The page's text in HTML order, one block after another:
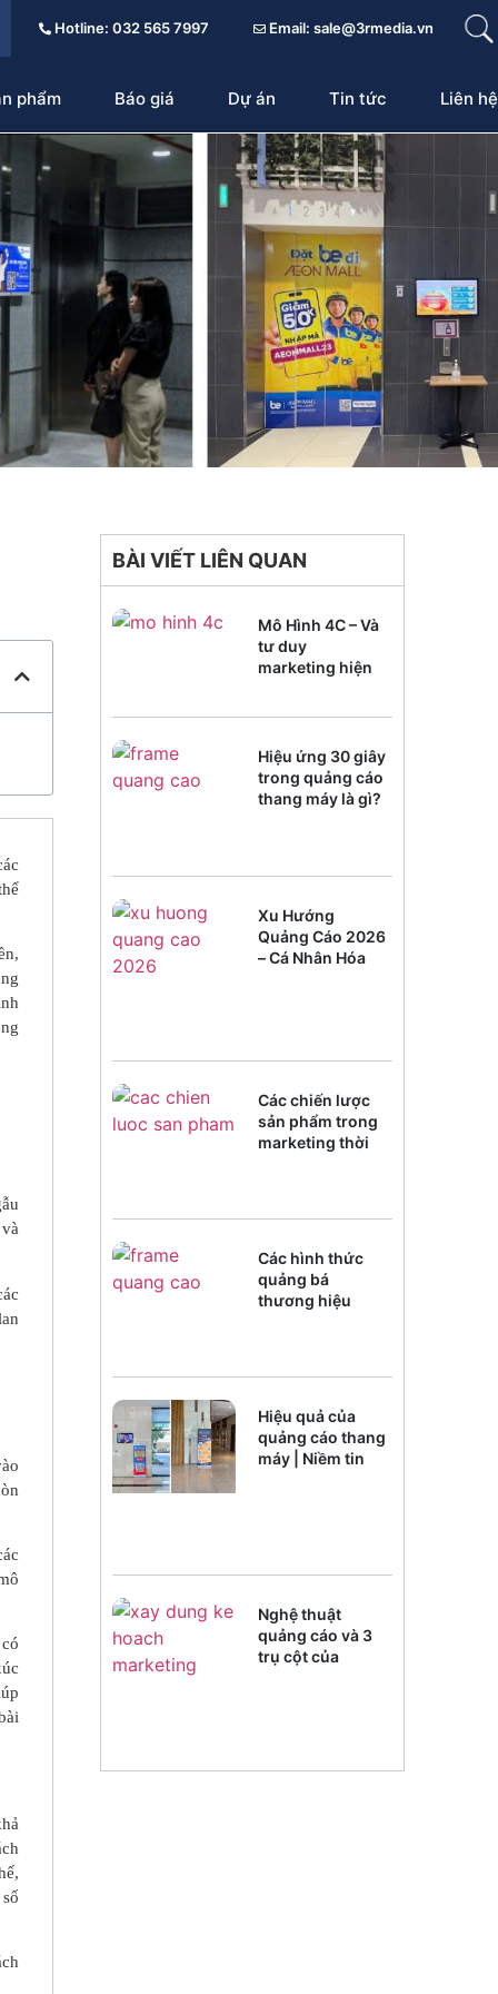
Hotline: 032 565 7997 Email: sale@3rmedia.vn
phẩm Báo giá Dự án Tin tức Liên hệ
BÀI VIẾT LIÊN QUAN
Mô Hình 4C – Và
tư duy
marketing hiện
Hiệu ứng 30 giây
trong quảng cáo
thang máy là gì?
Xu Hướng
Quảng Cáo 2026
– Cá Nhân Hóa
Các chiến lược
sản phẩm trong
marketing thời
Các hình thức
quảng bá
thương hiệu
Hiệu quả của
quảng cáo thang
máy | Niềm tin
Nghệ thuật
quảng cáo và 3
trụ cột của